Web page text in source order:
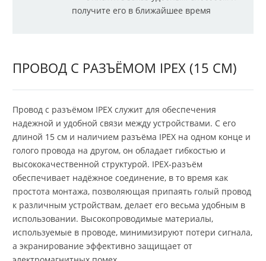
получите его в ближайшее время
ПРОВОД С РАЗЪЁМОМ IPEX (15 СМ)
Провод с разъёмом IPEX служит для обеспечения
надежной и удобной связи между устройствами. С его
длиной 15 см и наличием разъёма IPEX на одном конце и
голого провода на другом, он обладает гибкостью и
высококачественной структурой. IPEX-разъём
обеспечивает надёжное соединение, в то время как
простота монтажа, позволяющая припаять голый провод
к различным устройствам, делает его весьма удобным в
использовании. Высокопроводимые материалы,
используемые в проводе, минимизируют потери сигнала,
а экранирование эффективно защищает от